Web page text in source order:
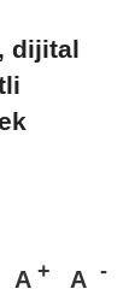
dijital
A A